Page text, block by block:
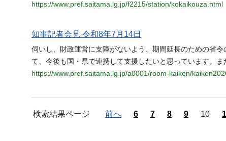
https://www.pref.saitama.lg.jp/f2215/station/kokaikouza.html
知事記者会見 令和8年7月14日
伺いし、財政運営に支障がないよう、期間延長のための省
て、今後も国・県で連携して支援したいと思っています。
https://www.pref.saitama.lg.jp/a0001/room-kaiken/
検索結果ページ 前へ 6 7 8 9 10